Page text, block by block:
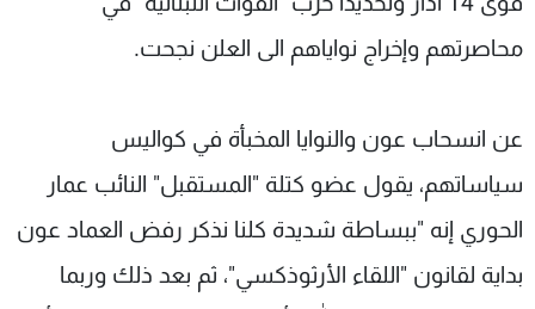
محاصرتهم وإخراج نواياهم الى العلن نجحت.
عن انسحاب عون والنوايا المخبأة في كواليس
سياساتهم، يقول عضو كتلة "المستقبل" النائب عمار
الحوري إنه "ببساطة شديدة كلنا نذكر رفض العماد عون
بداية لقانون "اللقاء الأرثوذكسي"، ثم بعد ذلك وربما